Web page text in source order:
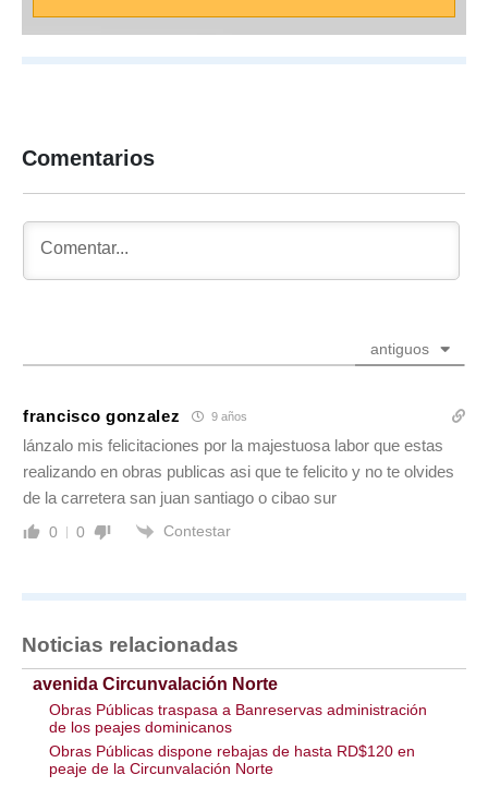
Comentarios
antiguos
francisco gonzalez 9 años
lánzalo mis felicitaciones por la majestuosa labor que estas
realizando en obras publicas asi que te felicito y no te olvides
de la carretera san juan santiago o cibao sur
0 0 Contestar
Noticias relacionadas
avenida Circunvalación Norte
Obras Públicas traspasa a Banreservas administración
de los peajes dominicanos
Obras Públicas dispone rebajas de hasta RD$120 en
peaje de la Circunvalación Norte